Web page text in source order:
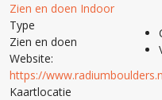
Zien en doen Indoor
Type
Zien en doen
Website:
https://
Kaartlocatie